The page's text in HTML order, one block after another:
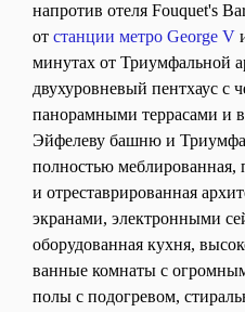
напротив отеля Fouquet's
от станции метро George V
минутах от Триумфальной
двухуровневый пентхаус с
панорамными террасами и
Эйфелеву башню и
полностью меблированная,
и отреставрированная
экранами, электронными
оборудованная кухня,
ванные комнаты с
полы с подогревом,